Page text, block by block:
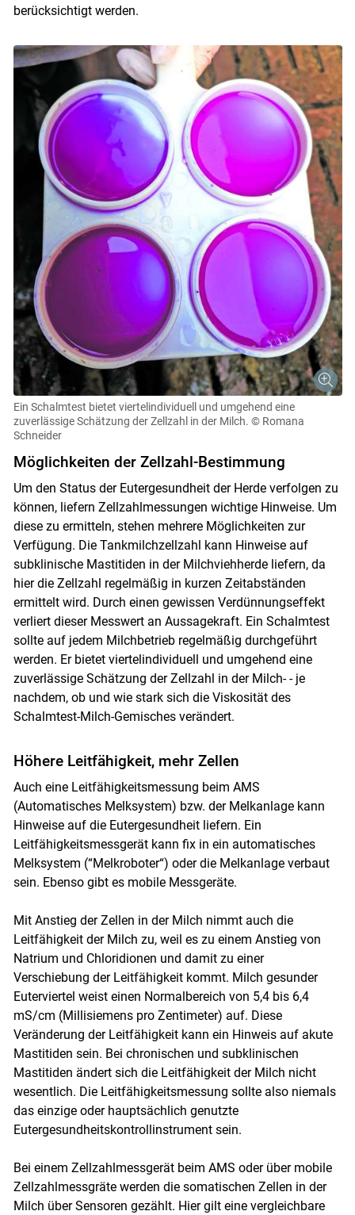
Skip to main content
berücksichtigt werden.
Ein Schalmtest bietet viertelindividuell und umgehend eine
zuverlässige Schätzung der Zellzahl in der Milch. © Romana
Schneider
Möglichkeiten der Zellzahl-Bestimmung
Um den Status der Eutergesundheit der Herde verfolgen zu
können, liefern Zellzahlmessungen wichtige Hinweise. Um
diese zu ermitteln, stehen mehrere Möglichkeiten zur
Verfügung. Die Tankmilchzellzahl kann Hinweise auf
subklinische Mastitiden in der Milchviehherde liefern, da
hier die Zellzahl regelmäßig in kurzen Zeitabständen
ermittelt wird. Durch einen gewissen Verdünnungseffekt
verliert dieser Messwert an Aussagekraft. Ein Schalmtest
sollte auf jedem Milchbetrieb regelmäßig durchgeführt
werden. Er bietet viertelindividuell und umgehend eine
zuverlässige Schätzung der Zellzahl in der Milch- - je
nachdem, ob und wie stark sich die Viskosität des
Schalmtest-Milch-Gemisches verändert.
Höhere Leitfähigkeit, mehr Zellen
Auch eine Leitfähigkeitsmessung beim AMS
(Automatisches Melksystem) bzw. der Melkanlage kann
Hinweise auf die Eutergesundheit liefern. Ein
Leitfähigkeitsmessgerät kann fix in ein automatisches
Melksystem (“Melkroboter“) oder die Melkanlage verbaut
sein. Ebenso gibt es mobile Messgeräte.
Mit Anstieg der Zellen in der Milch nimmt auch die
Leitfähigkeit der Milch zu, weil es zu einem Anstieg von
Natrium und Chloridionen und damit zu einer
Verschiebung der Leitfähigkeit kommt. Milch gesunder
Euterviertel weist einen Normalbereich von 5,4 bis 6,4
mS/cm (Millisiemens pro Zentimeter) auf. Diese
Veränderung der Leitfähigkeit kann ein Hinweis auf akute
Mastitiden sein. Bei chronischen und subklinischen
Mastitiden ändert sich die Leitfähigkeit der Milch nicht
wesentlich. Die Leitfähigkeitsmessung sollte also niemals
das einzige oder hauptsächlich genutzte
Eutergesundheitskontrollinstrument sein.
Bei einem Zellzahlmessgerät beim AMS oder über mobile
Zellzahlmessgräte werden die somatischen Zellen in der
Milch über Sensoren gezählt. Hier gilt eine vergleichbare